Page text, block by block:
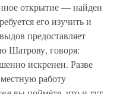
открытие — найден
его изучить и
предоставляет
Шатрову, говоря:
искренен. Разве
работу